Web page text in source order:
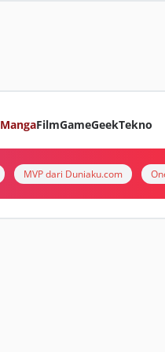
FilmGameGeekTekno
MVP dari Duniaku.com